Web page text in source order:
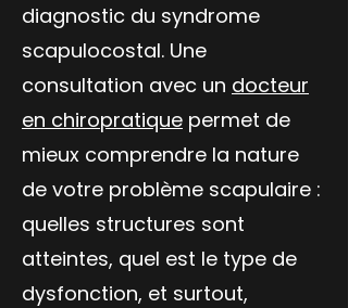
diagnostic du syndrome
scapulocostal. Une
consultation avec un docteur
en chiropratique permet de
mieux comprendre la nature
de votre problème scapulaire :
quelles structures sont
atteintes, quel est le type de
dysfonction, et surtout,